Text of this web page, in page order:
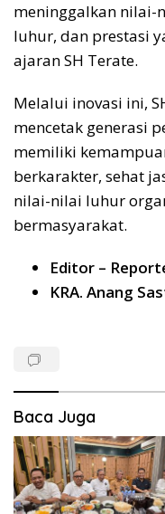
meninggalkan nilai-
luhur, dan prestasi
ajaran SH Terate.
Melalui inovasi ini,
mencetak generasi
memiliki
berkarakter, sehat
nilai-nilai luhur
bermasyarakat.
Editor –
KRA. Anang
Baca Juga